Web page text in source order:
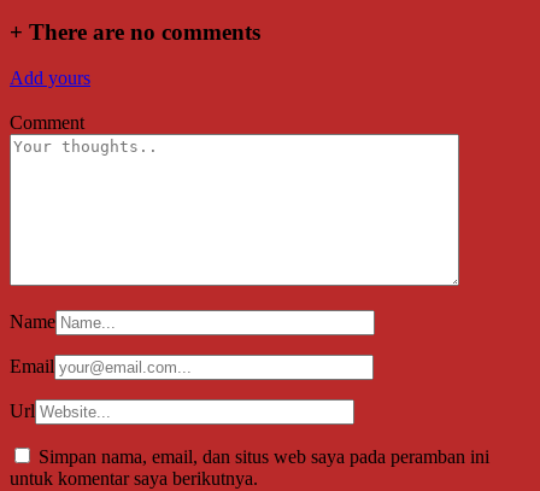
+ There are no comments
Add yours
Comment
Name
Email
Url
Simpan nama, email, dan situs web saya pada peramban ini
untuk komentar saya berikutnya.